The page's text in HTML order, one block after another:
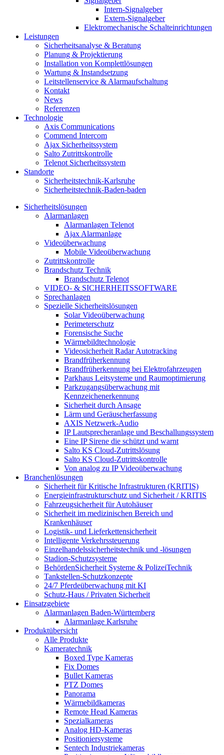
Intern-Signalgeber
Extern-Signalgeber
Elektromechanische Schalteinrichtungen
Leistungen
Sicherheitsanalyse & Beratung
Planung & Projektierung​
Installation von Komplettlösungen
Wartung & Instandsetzung
Leitstellenservice & Alarmaufschaltung
Kontakt
News
Referenzen
Technologie
Axis Communications
Commend Intercom
Ajax Sicherheitssystem​
Salto Zutrittskontrolle
Telenot Sicherheitssystem
Standorte
Sicherheitstechnik-Karlsruhe
Sicherheitstechnik-Baden-baden
Sicherheitslösungen
Alarmanlagen
Alarmanlagen Telenot
Ajax Alarmanlage
Videoüberwachung
Mobile Videoüberwachung
Zutrittskontrolle
Brandschutz Technik
Brandschutz Telenot
VIDEO- & SICHERHEITSSOFTWARE
Sprechanlagen
Spezielle Sicherheitslösungen
Solar Videoüberwachung
Perimeterschutz
Forensische Suche
Wärmebildtechnologie
Videosicherheit Radar Autotracking​
Brandfrüherkennung
Brandfrüherkennung bei Elektrofahrzeugen
Parkhaus Leitsysteme und Raumoptimierung
Parkzugangsüberwachung mit
Kennzeichenerkennung
Sicherheit durch Ansage
Lärm und Geräuscherfassung
AXIS Netzwerk-Audio
IP Lautsprecheranlage und Beschallungssystem
Eine IP Sirene die schützt und warnt
Salto KS Cloud-Zutrittslösung
Salto KS Cloud-Zutrittskontrolle
Von analog zu IP Videoüberwachung
Branchenlösungen
Sicherheit für Kritische Infrastrukturen (KRITIS)
Energieinfrastrukturschutz und Sicherheit / KRITIS
Fahrzeugsicherheit für Autohäuser
Sicherheit im medizinischen Bereich und
Krankenhäuser
Logistik- und Lieferkettensicherheit
Intelligente Verkehrssteuerung
Einzelhandelssicherheitstechnik und -lösungen
Stadion-Schutzsysteme
BehördenSicherheit Systeme & PolizeiTechnik
Tankstellen-Schutzkonzepte​
24/7 Pferdeüberwachung mit KI
Schutz-Haus / Privaten Sicherheit
Einsatzgebiete
Alarmanlagen Baden-Württemberg
Alarmanlage Karlsruhe
Produktübersicht
Alle Produkte
Kameratechnik
Boxed Type Kameras
Fix Domes
Bullet Kameras
PTZ Domes
Panorama
Wärmebildkameras
Remote Head Kameras
Spezialkameras
Analog HD-Kameras
Positioniersysteme
Sentech Industriekameras